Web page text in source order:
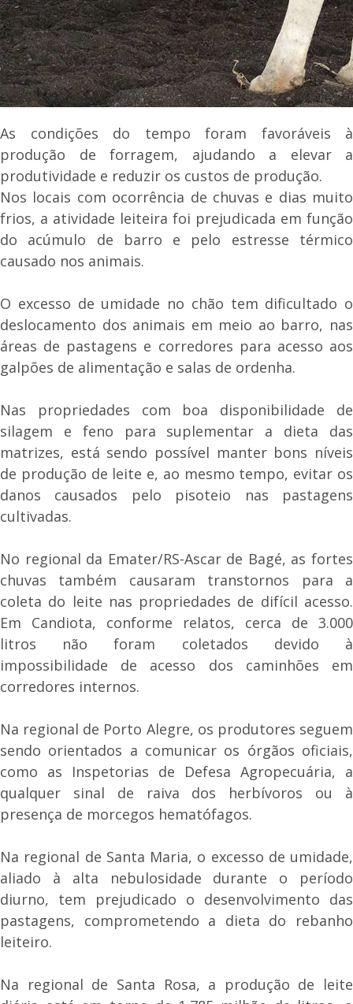
As condições do tempo foram favoráveis à
produção de forragem, ajudando a elevar a
produtividade e reduzir os custos de produção.
Nos locais com ocorrência de chuvas e dias muito
frios, a atividade leiteira foi prejudicada em função
do acúmulo de barro e pelo estresse térmico
causado nos animais.
O excesso de umidade no chão tem dificultado o
deslocamento dos animais em meio ao barro, nas
áreas de pastagens e corredores para acesso aos
galpões de alimentação e salas de ordenha.
Nas propriedades com boa disponibilidade de
silagem e feno para suplementar a dieta das
matrizes, está sendo possível manter bons níveis
de produção de leite e, ao mesmo tempo, evitar os
danos causados pelo pisoteio nas pastagens
cultivadas.
No regional da Emater/RS-Ascar de Bagé, as fortes
chuvas também causaram transtornos para a
coleta do leite nas propriedades de difícil acesso.
Em Candiota, conforme relatos, cerca de 3.000
litros não foram coletados devido à
impossibilidade de acesso dos caminhões em
corredores internos.
Na regional de Porto Alegre, os produtores seguem
sendo orientados a comunicar os órgãos oficiais,
como as Inspetorias de Defesa Agropecuária, a
qualquer sinal de raiva dos herbívoros ou à
presença de morcegos hematófagos.
Na regional de Santa Maria, o excesso de umidade,
aliado à alta nebulosidade durante o período
diurno, tem prejudicado o desenvolvimento das
pastagens, comprometendo a dieta do rebanho
leiteiro.
Na regional de Santa Rosa, a produção de leite